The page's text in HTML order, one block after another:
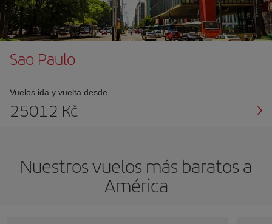
Sao Paulo
Vuelos ida y vuelta desde
25012 Kč
Nuestros vuelos más baratos a
América